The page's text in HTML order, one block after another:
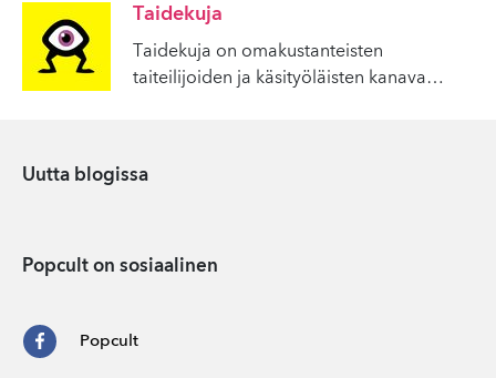
Taidekuja
Taidekuja on omakustanteisten
taiteilijoiden ja käsityöläisten kanava…
Uutta blogissa
Popcult on sosiaalinen
Popcult